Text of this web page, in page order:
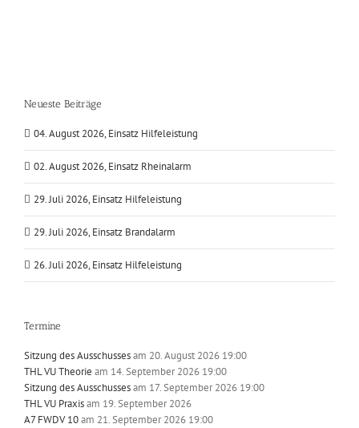
Neueste Beiträge
04. August 2026, Einsatz Hilfeleistung
02. August 2026, Einsatz Rheinalarm
29. Juli 2026, Einsatz Hilfeleistung
29. Juli 2026, Einsatz Brandalarm
26. Juli 2026, Einsatz Hilfeleistung
Termine
Sitzung des Ausschussesam 20. August 2026 19:00
THL VU Theorie am 14. September 2026 19:00
Sitzung des Ausschussesam 17. September 2026 19:00
THL VU Praxisam 19. September 2026
A7 FWDV 10am 21. September 2026 19:00